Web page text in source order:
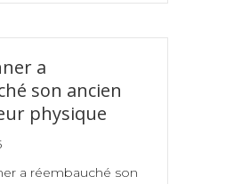
a
son ancien
physique
a réembauché son